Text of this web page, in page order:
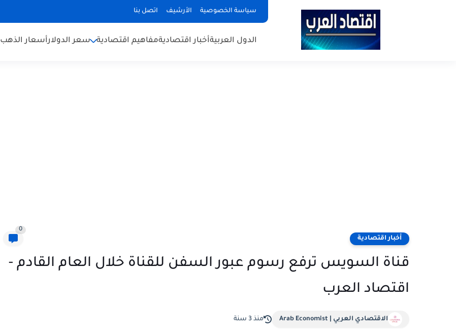
سياسة الخصوصية الأرشيف اتصل بنا
الدول العربيةأخبار اقتصاديةمفاهيم اقتصادية سعر الدولارأسعار الذهب
أخبار اقتصادية
0
قناة السويس ترفع رسوم عبور السفن للقناة خلال العام القادم -
اقتصاد العرب
الاقتصادي العربي | Arab Economist منذ 3 سنة